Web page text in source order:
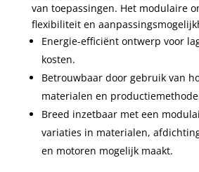
van toepassingen. Het modulaire
flexibiliteit en
Energie-efficiënt ontwerp voor
kosten.
Betrouwbaar door gebruik van
materialen en
Breed inzetbaar met een
variaties in materialen,
en motoren mogelijk maakt.